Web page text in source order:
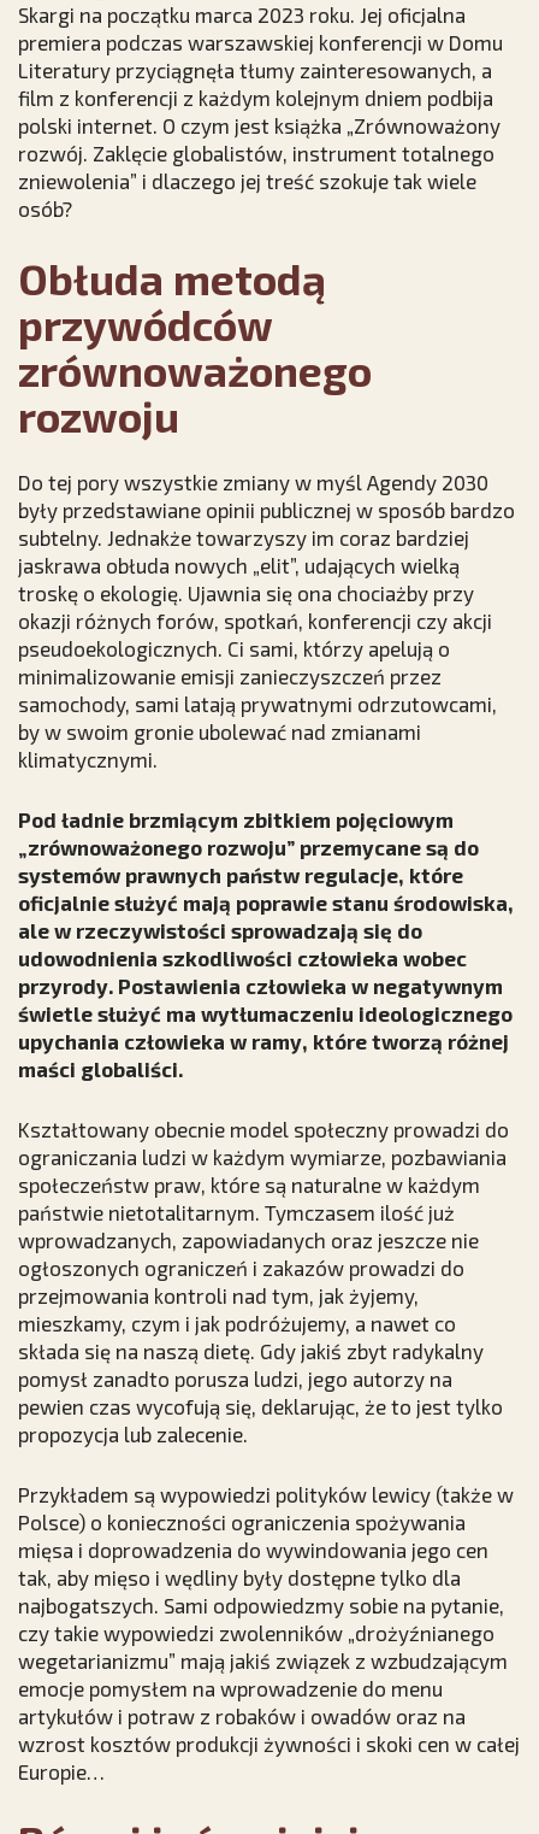
Skargi na początku marca 2023 roku. Jej oficjalna
premiera podczas warszawskiej konferencji w Domu
Literatury przyciągnęła tłumy zainteresowanych, a
film z konferencji z każdym kolejnym dniem podbija
polski internet. O czym jest książka „Zrównoważony
rozwój. Zaklęcie globalistów, instrument totalnego
zniewolenia” i dlaczego jej treść szokuje tak wiele
osób?
Obłuda metodą
przywódców
zrównoważonego
rozwoju
Do tej pory wszystkie zmiany w myśl Agendy 2030
były przedstawiane opinii publicznej w sposób bardzo
subtelny. Jednakże towarzyszy im coraz bardziej
jaskrawa obłuda nowych „elit”, udających wielką
troskę o ekologię. Ujawnia się ona chociażby przy
okazji różnych forów, spotkań, konferencji czy akcji
pseudoekologicznych. Ci sami, którzy apelują o
minimalizowanie emisji zanieczyszczeń przez
samochody, sami latają prywatnymi odrzutowcami,
by w swoim gronie ubolewać nad zmianami
klimatycznymi.
Pod ładnie brzmiącym zbitkiem pojęciowym
„zrównoważonego rozwoju” przemycane są do
systemów prawnych państw regulacje, które
oficjalnie służyć mają poprawie stanu środowiska,
ale w rzeczywistości sprowadzają się do
udowodnienia szkodliwości człowieka wobec
przyrody. Postawienia człowieka w negatywnym
świetle służyć ma wytłumaczeniu ideologicznego
upychania człowieka w ramy, które tworzą różnej
maści globaliści.
Kształtowany obecnie model społeczny prowadzi do
ograniczania ludzi w każdym wymiarze, pozbawiania
społeczeństw praw, które są naturalne w każdym
państwie nietotalitarnym. Tymczasem ilość już
wprowadzanych, zapowiadanych oraz jeszcze nie
ogłoszonych ograniczeń i zakazów prowadzi do
przejmowania kontroli nad tym, jak żyjemy,
mieszkamy, czym i jak podróżujemy, a nawet co
składa się na naszą dietę. Gdy jakiś zbyt radykalny
pomysł zanadto porusza ludzi, jego autorzy na
pewien czas wycofują się, deklarując, że to jest tylko
propozycja lub zalecenie.
Przykładem są wypowiedzi polityków lewicy (także w
Polsce) o konieczności ograniczenia spożywania
mięsa i doprowadzenia do wywindowania jego cen
tak, aby mięso i wędliny były dostępne tylko dla
najbogatszych. Sami odpowiedzmy sobie na pytanie,
czy takie wypowiedzi zwolenników „drożyźnianego
wegetarianizmu” mają jakiś związek z wzbudzającym
emocje pomysłem na wprowadzenie do menu
artykułów i potraw z robaków i owadów oraz na
wzrost kosztów produkcji żywności i skoki cen w całej
Europie…